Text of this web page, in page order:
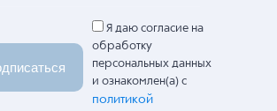
Я даю согласие на
обработку
персональных данных
и ознакомлен(а) с
политикой